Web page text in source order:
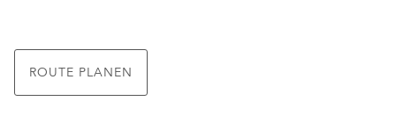
ROUTE PLANEN